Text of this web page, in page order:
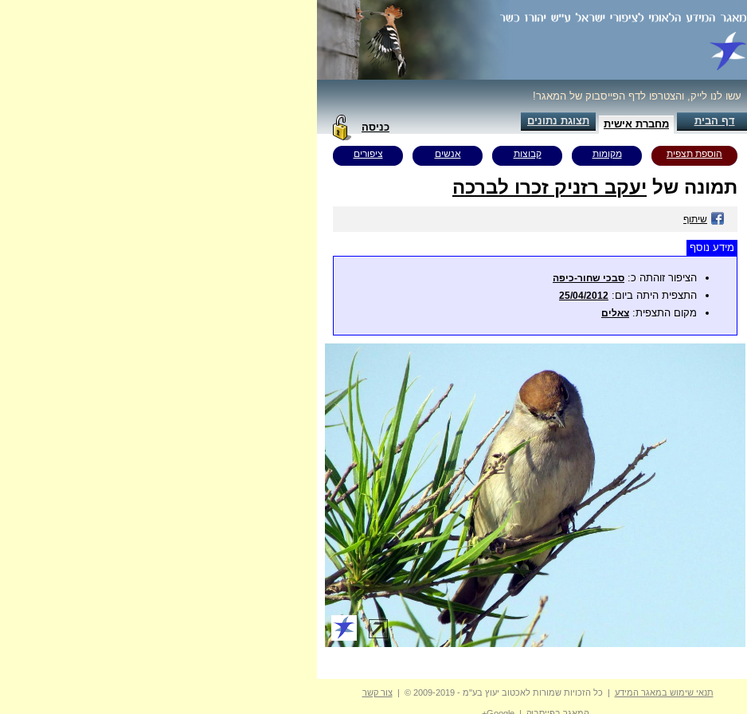
עשו לנו לייק, והצטרפו לדף הפייסבוק של המאגר!
דף הבית מחברת אישית תצוגת נתונים
כניסה
הוספת תצפית מקומות קבוצות אנשים ציפורים
תמונה של יעקב רזניק זכרו לברכה
שיתוף
מידע נוסף
הציפור זוהתה כ: סבכי שחור-כיפה
התצפית היתה ביום: 25/04/2012
מקום התצפית: צאלים
תנאי שימוש במאגר המידע | כל הזכויות שמורות לאכטוב יעוץ בע"מ - 2009-2019 © | צור קשר